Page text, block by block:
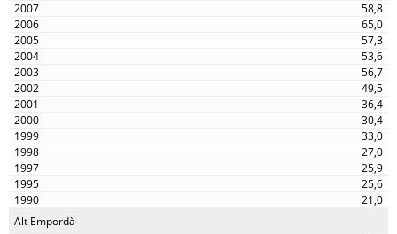
58,8
65,0
57,3
53,6
56,7
49,5
36,4
30,4
33,0
27,0
25,9
25,6
21,0
Alt Empordà